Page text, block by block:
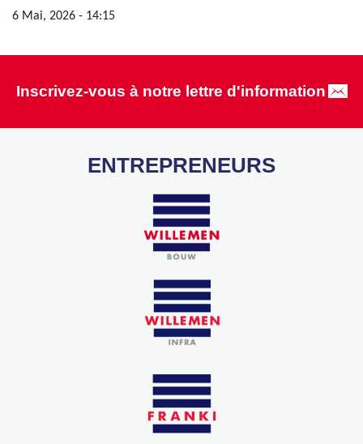
6 Mai, 2026 - 14:15
Inscrivez-vous à notre lettre d'information
ENTREPRENEURS